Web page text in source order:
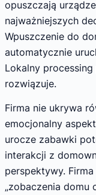
opuszczają
najważniejszych
Wpuszczenie do
automatycznie
Lokalny
rozwiązuje.
Firma nie ukrywa
emocjonalny
urocze zabawki
interakcji z
perspektywy.
„zobaczenia domu